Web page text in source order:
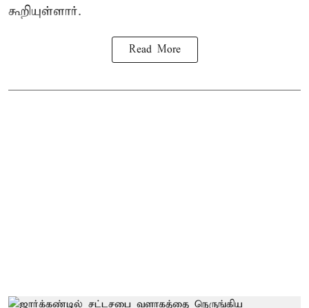
கூறியுள்ளார்.
Read More